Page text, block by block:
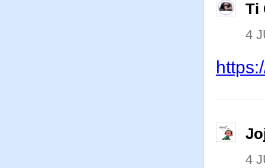
Ti
4
4